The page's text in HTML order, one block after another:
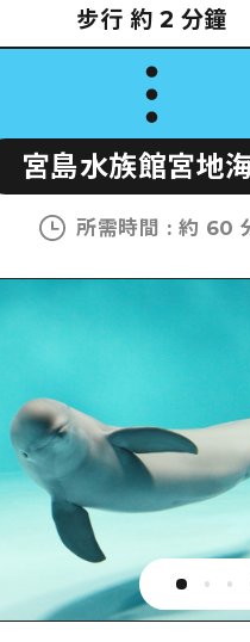
步行 約 2 分鐘
宮島水族館宮地
所需時間 : 約 60